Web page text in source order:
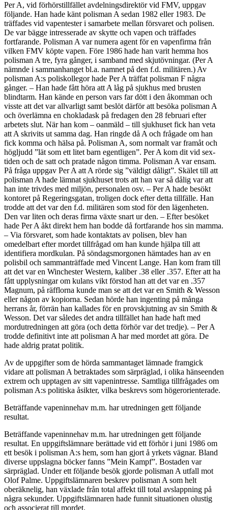
Per A, vid förhörstillfället avdelningsdirektör vid FMV, uppgav
följande. Han hade känt polisman A sedan 1982 eller 1983. De
träffades vid vapentester i samarbete mellan försvaret och polisen.
De var bägge intresserade av skytte och vapen och träffades
fortfarande. Polisman A var numera agent för en vapenfirma från
vilken FMV köpte vapen. Före 1986 hade han varit hemma hos
polisman A tre, fyra gånger, i samband med skjutövningar. (Per A
nämnde i sammanhanget bl.a. namnet på den f.d. militären.) Av
polisman A:s poliskollegor hade Per A träffat polisman F några
gånger. – Han hade fått höra att A låg på sjukhus med brusten
blindtarm. Han kände en person vars far dött i den åkomman och
visste att det var allvarligt samt beslöt därför att besöka polisman A
och överlämna en chokladask på fredagen den 28 februari efter
arbetets slut. När han kom – oanmäld – till sjukhuset fick han veta
att A skrivits ut samma dag. Han ringde då A och frågade om han
fick komma och hälsa på. Polisman A, som normalt var framåt och
högljudd ”lät som ett litet barn egentligen”. Per A kom dit vid sex-
tiden och de satt och pratade någon timma. Polisman A var ensam.
På fråga uppgav Per A att A rörde sig ”väldigt dåligt”. Skälet till att
polisman A hade lämnat sjukhuset trots att han var så dålig var att
han inte trivdes med miljön, personalen osv. – Per A hade besökt
kontoret på Regeringsgatan, troligen dock efter detta tillfälle. Han
trodde att det var den f.d. militären som stod för den lägenheten.
Den var liten och deras firma växte snart ur den. – Efter besöket
hade Per A åkt direkt hem han bodde då fortfarande hos sin mamma.
– Via försvaret, som hade kontaktats av polisen, blev han
omedelbart efter mordet tillfrågad om han kunde hjälpa till att
identifiera mordkulan. På söndagsmorgonen hämtades han av en
polisbil och sammanträffade med Vincent Lange. Han kom fram till
att det var en Winchester Western, kaliber .38 eller .357. Efter att ha
fått upplysningar om kulans vikt förstod han att det var en .357
Magnum, på räfflorna kunde man se att det var en Smith & Wesson
eller någon av kopiorna. Sedan hörde han ingenting på många
herrans år, förrän han kallades för en provskjutning av sin Smith &
Wesson. Det var således det andra tillfället han hade haft med
mordutredningen att göra (och detta förhör var det tredje). – Per A
trodde definitivt inte att polisman A har med mordet att göra. De
hade aldrig pratat politik.
Av de uppgifter som de hörda sammantaget lämnade framgick
vidare att polisman A betraktades som särpräglad, i olika hänseenden
extrem och upptagen av sitt vapenintresse. Samtliga tillfrågades om
polisman A:s politiska åsikter, vilka beskrevs som högerorienterade.
Beträffande vapeninnehav m.m. har utredningen gett följande
resultat.
Beträffande vapeninnehav m.m. har utredningen gett följande
resultat. En uppgiftslämnare berättade vid ett förhör i juni 1986 om
ett besök i polisman A:s hem, som han gjort å yrkets vägnar. Bland
diverse uppslagna böcker fanns ”Mein Kampf”. Bostaden var
särpräglad. Under ett följande besök gjorde polisman A utfall mot
Olof Palme. Uppgiftslämnaren beskrev polisman A som helt
oberäknelig, han växlade från total affekt till total avslappning på
några sekunder. Uppgiftslämnaren hade funnit situationen olustig
och associerat till mordet.